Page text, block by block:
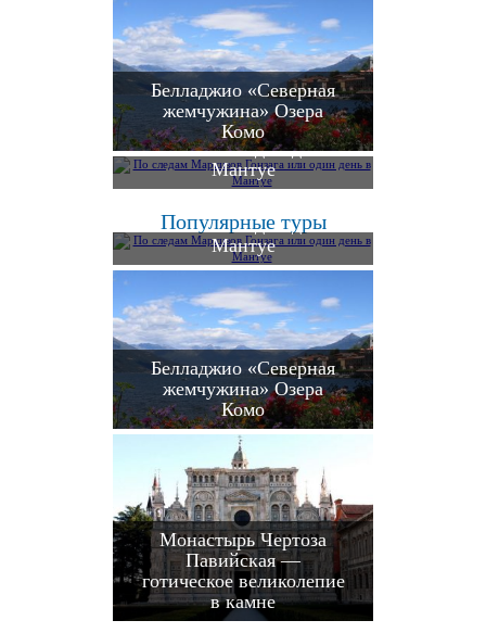
Белладжио «Северная
жемчужина» Озера
Комо
По следам Маркизов
Гонзага или один день в
Мантуе
Популярные туры
Гонзага или один день в
Мантуе
Белладжио «Северная
жемчужина» Озера
Комо
Монастырь Чертоза
Павийская —
готическое великолепие
в камне